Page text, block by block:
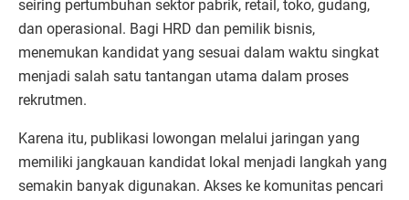
seiring pertumbuhan sektor pabrik, retail, toko, gudang,
dan operasional. Bagi HRD dan pemilik bisnis,
menemukan kandidat yang sesuai dalam waktu singkat
menjadi salah satu tantangan utama dalam proses
rekrutmen.
Karena itu, publikasi lowongan melalui jaringan yang
memiliki jangkauan kandidat lokal menjadi langkah yang
semakin banyak digunakan. Akses ke komunitas pencari